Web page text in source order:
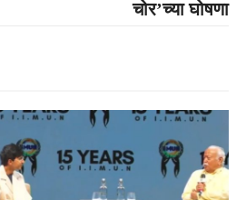
चोर’च्या घोषणा